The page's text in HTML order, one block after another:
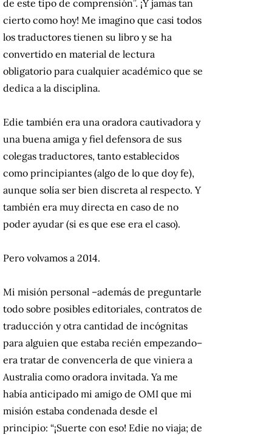
de este tipo de comprensión”. ¡Y jamás tan
cierto como hoy! Me imagino que casi todos
los traductores tienen su libro y se ha
convertido en material de lectura
obligatorio para cualquier académico que se
dedica a la disciplina.
Edie también era una oradora cautivadora y
una buena amiga y fiel defensora de sus
colegas traductores, tanto establecidos
como principiantes (algo de lo que doy fe),
aunque solía ser bien discreta al respecto. Y
también era muy directa en caso de no
poder ayudar (si es que ese era el caso).
Pero volvamos a 2014.
Mi misión personal –además de preguntarle
todo sobre posibles editoriales, contratos de
traducción y otra cantidad de incógnitas
para alguien que estaba recién empezando–
era tratar de convencerla de que viniera a
Australia como oradora invitada. Ya me
había anticipado mi amigo de OMI que mi
misión estaba condenada desde el
principio: “¡Suerte con eso! Edie no viaja; de